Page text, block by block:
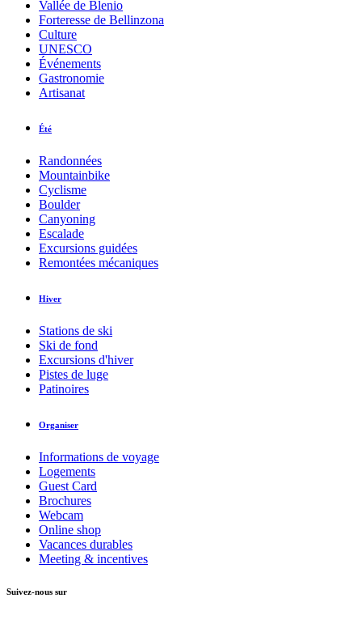
Vallée de Blenio
Forteresse de Bellinzona
Culture
UNESCO
Événements
Gastronomie
Artisanat
Été
Randonnées
Mountainbike
Cyclisme
Boulder
Canyoning
Escalade
Excursions guidées
Remontées mécaniques
Hiver
Stations de ski
Ski de fond
Excursions d'hiver
Pistes de luge
Patinoires
Organiser
Informations de voyage
Logements
Guest Card
Brochures
Webcam
Online shop
Vacances durables
Meeting & incentives
Suivez-nous sur